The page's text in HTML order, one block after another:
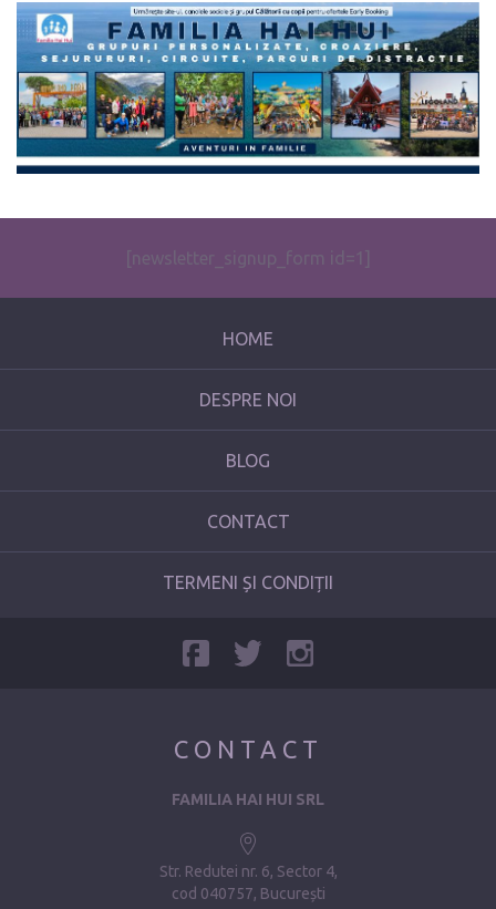
The form you have selected does not exist.
[newsletter_signup_form id=1]
HOME
DESPRE NOI
BLOG
CONTACT
TERMENI ȘI CONDIȚII
CONTACT
FAMILIA HAI HUI SRL
Str. Redutei nr. 6, Sector 4
cod 040757, București